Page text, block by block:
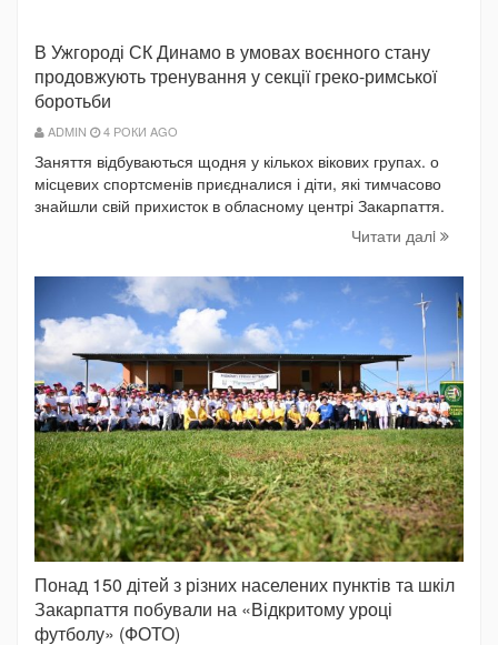
В Ужгороді СК Динамо в умовах воєнного стану
продовжують тренування у секції греко-римської
боротьби
ADMIN 4 РОКИ AGO
Заняття відбуваються щодня у кількох вікових групах. о
місцевих спортсменів приєдналися і діти, які тимчасово
знайшли свій прихисток в обласному центрі Закарпаття.
Читати далi
Понад 150 дітей з різних населених пунктів та шкіл
Закарпаття побували на «Відкритому уроці
футболу» (ФОТО)